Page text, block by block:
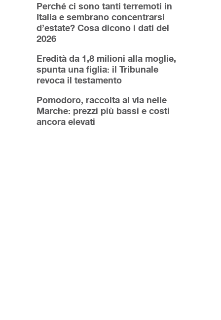
Perché ci sono tanti terremoti in
Italia e sembrano concentrarsi
d’estate? Cosa dicono i dati del
2026
Eredità da 1,8 milioni alla moglie,
spunta una figlia: il Tribunale
revoca il testamento
Pomodoro, raccolta al via nelle
Marche: prezzi più bassi e costi
ancora elevati